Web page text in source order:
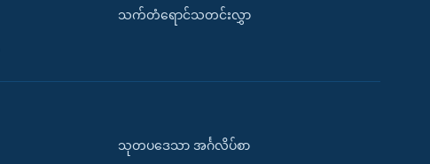
သက်တံရောင်သတင်းလွှာ
သုတပဒေသာ အင်္ဂလိပ်စာ